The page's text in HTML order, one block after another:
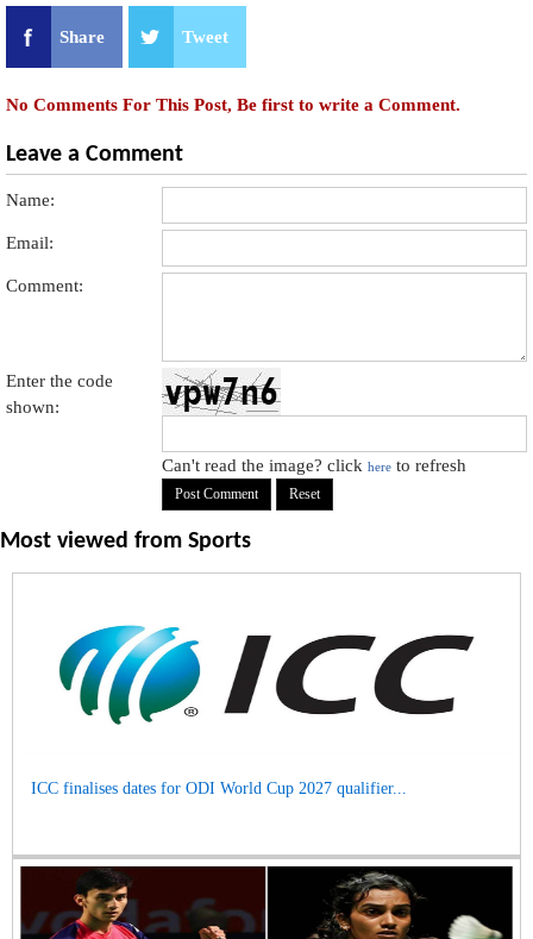
Share Tweet
No Comments For This Post, Be first to write a Comment.
Leave a Comment
Name:
Email:
Comment:
Enter the code
shown:
Can't read the image? clickhere to refresh
Most viewed from Sports
ICC finalises dates for ODI World Cup 2027 qualifier...